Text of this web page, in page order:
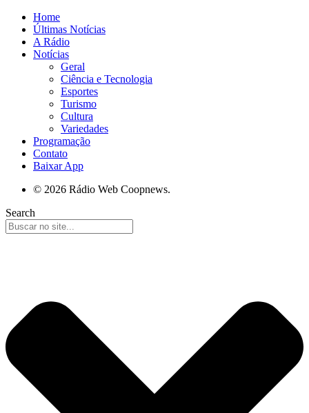
Home
Últimas Notícias
A Rádio
Notícias
Geral
Ciência e Tecnologia
Esportes
Turismo
Cultura
Variedades
Programação
Contato
Baixar App
© 2026 Rádio Web Coopnews.
Search